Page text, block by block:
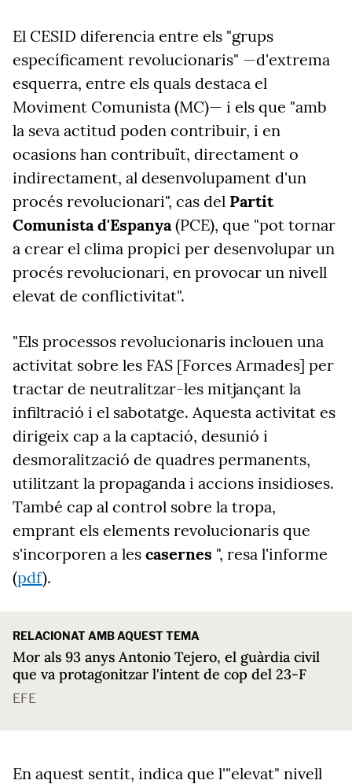
El CESID diferencia entre els "grups
específicament revolucionaris" —d'extrema
esquerra, entre els quals destaca el
Moviment Comunista (MC)— i els que "amb
la seva actitud poden contribuir, i en
ocasions han contribuït, directament o
indirectament, al desenvolupament d'un
procés revolucionari", cas del Partit
Comunista d'Espanya (PCE), que "pot tornar
a crear el clima propici per desenvolupar un
procés revolucionari, en provocar un nivell
elevat de conflictivitat".
"Els processos revolucionaris inclouen una
activitat sobre les FAS [Forces Armades] per
tractar de neutralitzar-les mitjançant la
infiltració i el sabotatge. Aquesta activitat es
dirigeix cap a la captació, desunió i
desmoralització de quadres permanents,
utilitzant la propaganda i accions insidioses.
També cap al control sobre la tropa,
emprant els elements revolucionaris que
s'incorporen a les casernes ", resa l'informe
(pdf).
RELACIONAT AMB AQUEST TEMA
Mor als 93 anys Antonio Tejero, el guàrdia civil
que va protagonitzar l'intent de cop del 23-F
EFE
En aquest sentit, indica que l'"elevat" nivell